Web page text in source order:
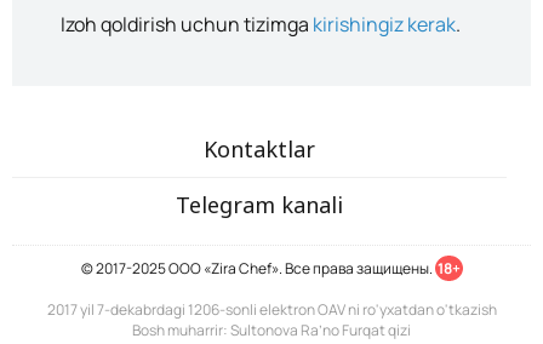
Izoh qoldirish uchun tizimga kirishingiz kerak.
Kontaktlar
Telegram kanali
© 2017-2025 ООО «Zira Chef». Все права защищены. 18+
2017 yil 7-dekabrdagi 1206-sonli elektron OAV ni ro'yxatdan o'tkazish
Bosh muharrir: Sultonova Ra’no Furqat qizi